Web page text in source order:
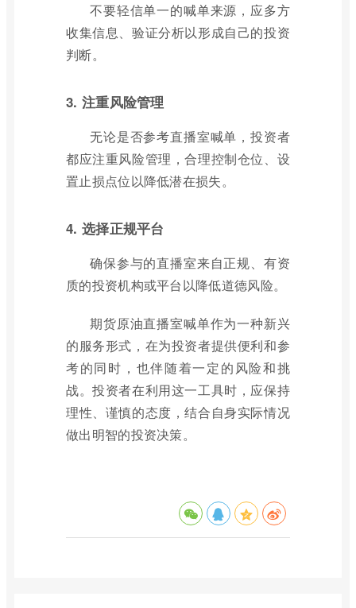
不要轻信单一的喊单来源，应多方
收集信息、验证分析以形成自己的投资
判断。
3. 注重风险管理
无论是否参考直播室喊单，投资者
都应注重风险管理，合理控制仓位、设
置止损点位以降低潜在损失。
4. 选择正规平台
确保参与的直播室来自正规、有资
质的投资机构或平台以降低道德风险。
期货原油直播室喊单作为一种新兴
的服务形式，在为投资者提供便利和参
考的同时，也伴随着一定的风险和挑
战。投资者在利用这一工具时，应保持
理性、谨慎的态度，结合自身实际情况
做出明智的投资决策。